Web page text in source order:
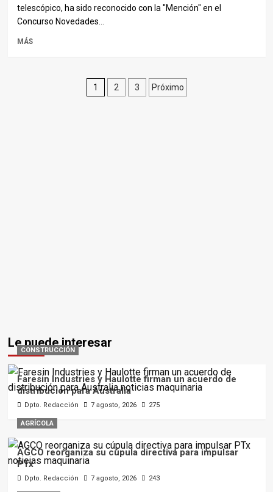
telescópico, ha sido reconocido con la "Mención" en el
Concurso Novedades...
MÁS
Paginación
1 2 3 Próximo
Le puede interesar
CONSTRUCCIÓN
Faresin Industries y Haulotte firman un acuerdo de
distribución para Australia
Dpto. Redacción 7 agosto, 2026 275
AGRÍCOLA
AGCO reorganiza su cúpula directiva para impulsar
PTx
Dpto. Redacción 7 agosto, 2026 243